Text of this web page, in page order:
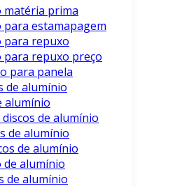
matéria prima
para estamapagem
para repuxo
para repuxo preço
para panela
de alumínio
alumínio
de alumínio
de alumínio
de alumínio
de alumínio
de alumínio